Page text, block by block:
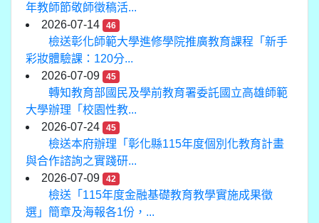
年教師節敬師徵稿活...
2026-07-14
46
檢送彰化師範大學進修學院推廣教育課程「新手
彩妝體驗課：120分...
2026-07-09
45
轉知教育部國民及學前教育署委託國立高雄師範
大學辦理「校園性教...
2026-07-24
45
檢送本府辦理「彰化縣115年度個別化教育計畫
與合作諮詢之實踐研...
2026-07-09
42
檢送「115年度金融基礎教育教學實施成果徵
選」簡章及海報各1份，...